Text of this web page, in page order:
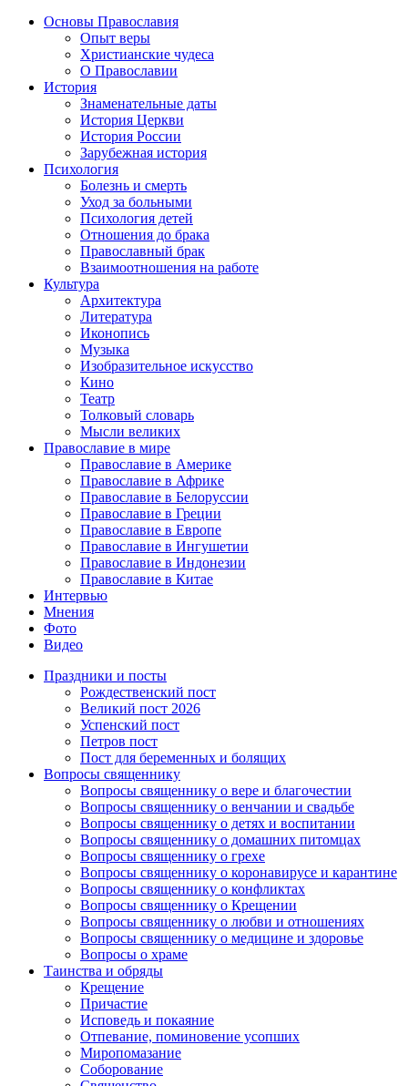
Основы Православия
Опыт веры
Христианские чудеса
О Православии
История
Знаменательные даты
История Церкви
История России
Зарубежная история
Психология
Болезнь и смерть
Уход за больными
Психология детей
Отношения до брака
Православный брак
Взаимоотношения на работе
Культура
Архитектура
Литература
Иконопись
Музыка
Изобразительное искусство
Кино
Театр
Толковый словарь
Мысли великих
Православие в мире
Православие в Америке
Православие в Африке
Православие в Белоруссии
Православие в Греции
Православие в Европе
Православие в Ингушетии
Православие в Индонезии
Православие в Китае
Интервью
Мнения
Фото
Видео
Праздники и посты
Рождественский пост
Великий пост 2026
Успенский пост
Петров пост
Пост для беременных и болящих
Вопросы священнику
Вопросы священнику о вере и благочестии
Вопросы священнику о венчании и свадьбе
Вопросы священнику о детях и воспитании
Вопросы священнику о домашних питомцах
Вопросы священнику о грехе
Вопросы священнику о коронавирусе и карантине
Вопросы священнику о конфликтах
Вопросы священнику о Крещении
Вопросы священнику о любви и отношениях
Вопросы священнику о медицине и здоровье
Вопросы о храме
Таинства и обряды
Крещение
Причастие
Исповедь и покаяние
Отпевание, поминовение усопших
Миропомазание
Соборование